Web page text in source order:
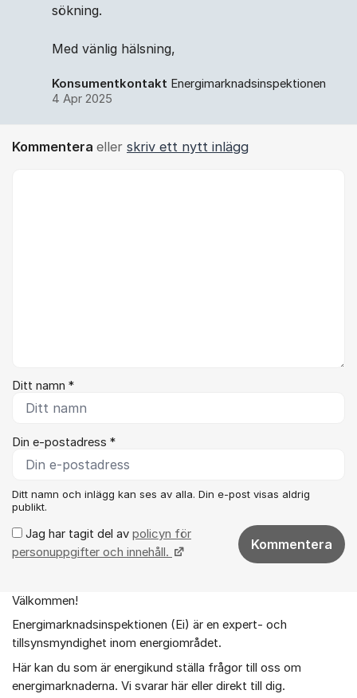
sökning.
Med vänlig hälsning,
Konsumentkontakt Energimarknadsinspektionen
4 Apr 2025
Kommentera eller skriv ett nytt inlägg
Ditt namn *
Din e-postadress *
Ditt namn och inlägg kan ses av alla. Din e-post visas aldrig
publikt.
Jag har tagit del av policyn för
personuppgifter och innehåll.
Kommentera
Om forumet
Välkommen!
Energimarknadsinspektionen (Ei) är en expert- och
tillsynsmyndighet inom energiområdet.
Här kan du som är energikund ställa frågor till oss om
energimarknaderna. Vi svarar här eller direkt till dig.